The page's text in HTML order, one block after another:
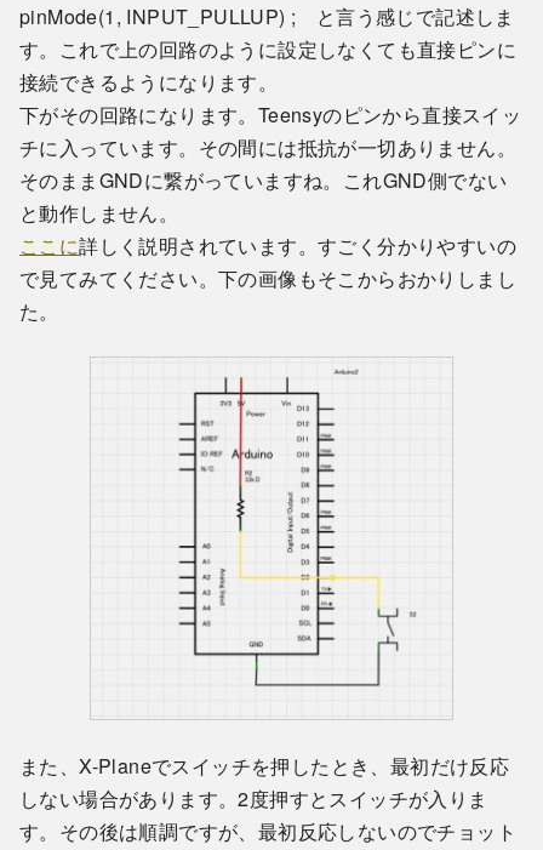
pinMode(1, INPUT_PULLUP) ; と言う感じで記述しま
す。これで上の回路のように設定しなくても直接ピンに
接続できるようになります。
下がその回路になります。Teensyのピンから直接スイッ
チに入っています。その間には抵抗が一切ありません。
そのままGNDに繋がっていますね。これGND側でない
と動作しません。
ここに詳しく説明されています。すごく分かりやすいの
で見てみてください。下の画像もそこからおかりしまし
た。
また、X-Planeでスイッチを押したとき、最初だけ反応
しない場合があります。2度押すとスイッチが入りま
す。その後は順調ですが、最初反応しないのでチョット